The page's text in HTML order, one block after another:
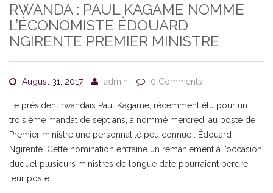
RWANDA : PAUL KAGAME NOMME
L’ÉCONOMISTE ÉDOUARD
NGIRENTE PREMIER MINISTRE
August 31, 2017 admin 0 Comments
Le président rwandais Paul Kagame, récemment élu pour un
troisième mandat de sept ans, a nommé mercredi au poste de
Premier ministre une personnalité peu connue : Édouard
Ngirente. Cette nomination entraîne un remaniement à l’occasion
duquel plusieurs ministres de longue date pourraient perdre
leur poste.